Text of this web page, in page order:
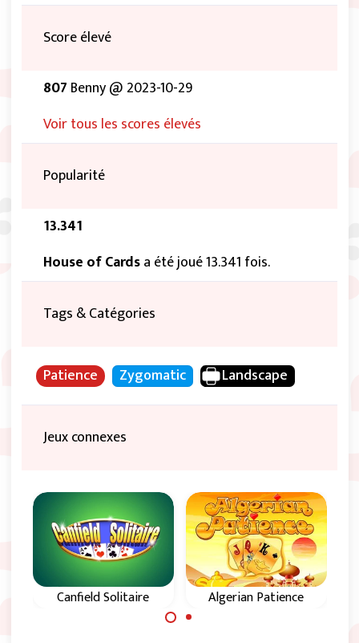
Score élevé
807 Benny @ 2023-10-29
Voir tous les scores élevés
Popularité
13.341
House of Cardsa été joué 13.341 fois.
Tags & Catégories
Patience Zygomatic Landscape
Jeux connexes
Canfield Solitaire Algerian Patience